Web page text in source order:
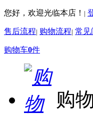
您好，欢迎光临本店！ |
售后流程| 购物流程| 常见
购物车0件
购